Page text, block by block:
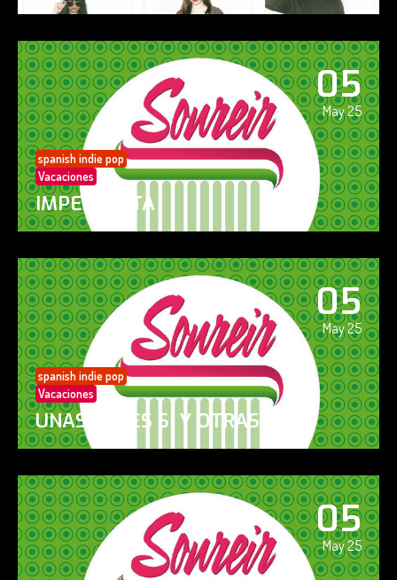
05
May 25
spanish indie pop
Vacaciones
IMPERFECTA
05
May 25
spanish indie pop
Vacaciones
UNAS VECES SÍ Y OTRAS NO
05
May 25